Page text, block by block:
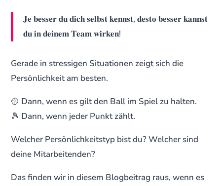
𝐉𝐞 𝐛𝐞𝐬𝐬𝐞𝐫 𝐝𝐮 𝐝𝐢𝐜𝐡 𝐬𝐞𝐥𝐛𝐬𝐭 𝐤𝐞𝐧𝐧𝐬𝐭, 𝐝𝐞𝐬𝐭𝐨 𝐛𝐞𝐬𝐬𝐞𝐫 𝐤𝐚𝐧𝐧𝐬𝐭
𝐝𝐮 𝐢𝐧 𝐝𝐞𝐢𝐧𝐞𝐦 𝐓𝐞𝐚𝐦 𝐰𝐢𝐫𝐤𝐞𝐧!
Gerade in stressigen Situationen zeigt sich die
Persönlichkeit am besten.
🥎 Dann, wenn es gilt den Ball im Spiel zu halten.
🎾 Dann, wenn jeder Punkt zählt.
Welcher Persönlichkeitstyp bist du? Welcher sind
deine Mitarbeitenden?
Das finden wir in diesem Blogbeitrag raus, wenn es